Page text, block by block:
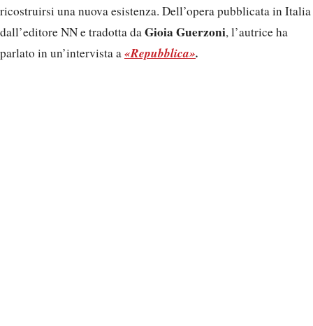
ricostruirsi una nuova esistenza. Dell’opera pubblicata in Italia
dall’editore NN e tradotta daGioia Guerzoni, l’autrice ha
parlato in un’intervista a«Repubblica».